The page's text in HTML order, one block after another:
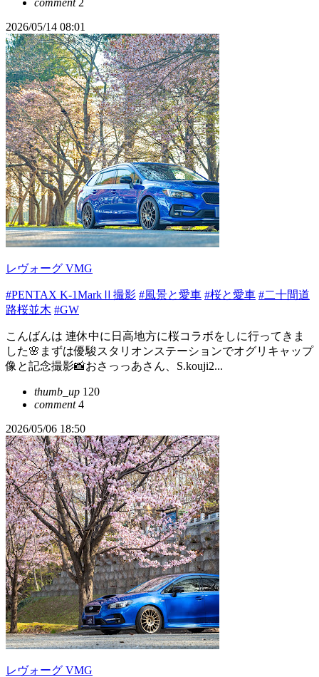
2026/05/14 08:01
レヴォーグ VMG
#PENTAX K-1MarkⅡ撮影 #風景と愛車 #桜と愛車 #二十間道
路桜並木 #GW
こんばんは 連休中に日高地方に桜コラボをしに行ってきま
した🌸まずは優駿スタリオンステーションでオグリキャップ
像と記念撮影📸おさっっあさん、S.kouji2...
thumb_up 120
comment4
2026/05/06 18:50
レヴォーグ VMG